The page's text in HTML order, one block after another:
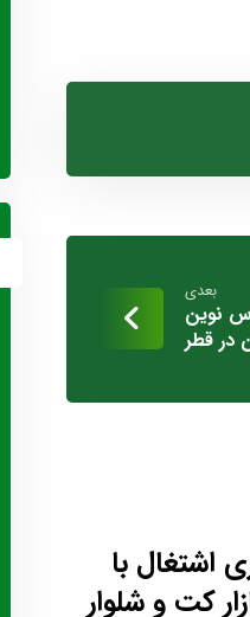
بعدی
نوین
در قطر
اشتغال با
کت و شلوار